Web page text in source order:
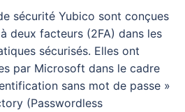
sécurité Yubico sont conçues
deux facteurs (2FA) dans les
sécurisés. Elles ont
par Microsoft dans le cadre
sans mot de passe »
(Passwordless